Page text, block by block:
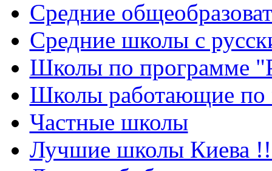
Cредние
Средние школы с
Школы по программе
Школы работающие по
Частные школы
Лучшие школы Киева